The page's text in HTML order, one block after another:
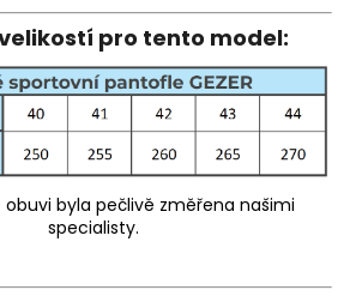
pro tento model:
obuvi byla pečlivě změřena našimi
specialisty.